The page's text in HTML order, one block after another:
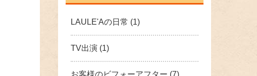
LAULE'Aの日常 (1)
TV出演 (1)
お客様のビフォーアフター (7)